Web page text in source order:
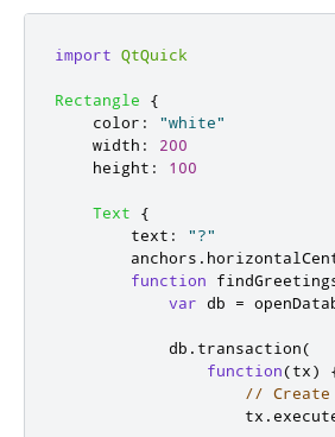
import QtQuick
Rectangle
{
color :
"white"
width :
200
height : 100
Text
{
text :
"?"
anchors .
function
var db =
db . transaction(
function(tx)
//
tx .